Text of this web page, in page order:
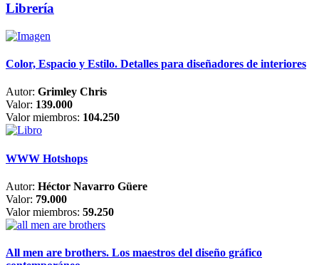
Librería
Color, Espacio y Estilo. Detalles para diseñadores de interiores
Autor: Grimley Chris
Valor: 139.000
Valor miembros: 104.250
WWW Hotshops
Autor: Héctor Navarro Güere
Valor: 79.000
Valor miembros: 59.250
All men are brothers. Los maestros del diseño gráfico